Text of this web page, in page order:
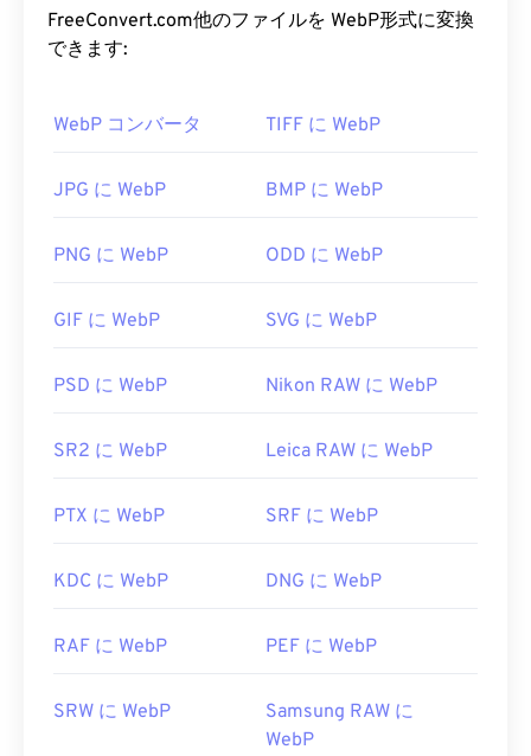
JFIFを開くためのデフォルトのプログラムは
XnView MP
、Adobe Media Encoder 、Nero Multimedia Suite
ムでJFIFを開くことができます。
が、この拡張子のファイルはJPGと区別がつかない
ァイル拡張子の綴りだけです。Windows 10では、
初回リリース:1991年
https://en.wikipedia.org/wiki/JPEG_ファイル_イン
サイズが小さく、画質は同等です。WebP画像は、
ウェブページやモバイルアプリケーションで高速に
WebP ファイルを開くにはどうす
Google Chrome（Chrome）で、これはプラットフ
ォームを問わず動作します。WebPファイルは
以外にも、他のすべてのウェブブラウザがWebP形
他に試せる無料ビューアとしては、Pixelmator
もお試しください。IrfanView、Windows Photo
WebPを開くためのプラグインを必ずインストール
開発元:Google
役立つリンク:
WebP圧縮に関するGoogle Developerの記事
FreeConvert.com他のファイルを WebP形式に変換
できます:
WebP コンバータ TIFF に WebP
JPG に WebP BMP に WebP
PNG に WebP ODD に WebP
GIF に WebP SVG に WebP
PSD に WebP Nikon RAW に WebP
SR2 に WebP Leica RAW に WebP
PTX に WebP SRF に WebP
KDC に WebP DNG に WebP
RAF に WebP PEF に WebP
SRW に WebP
Samsung RAW に
WebP